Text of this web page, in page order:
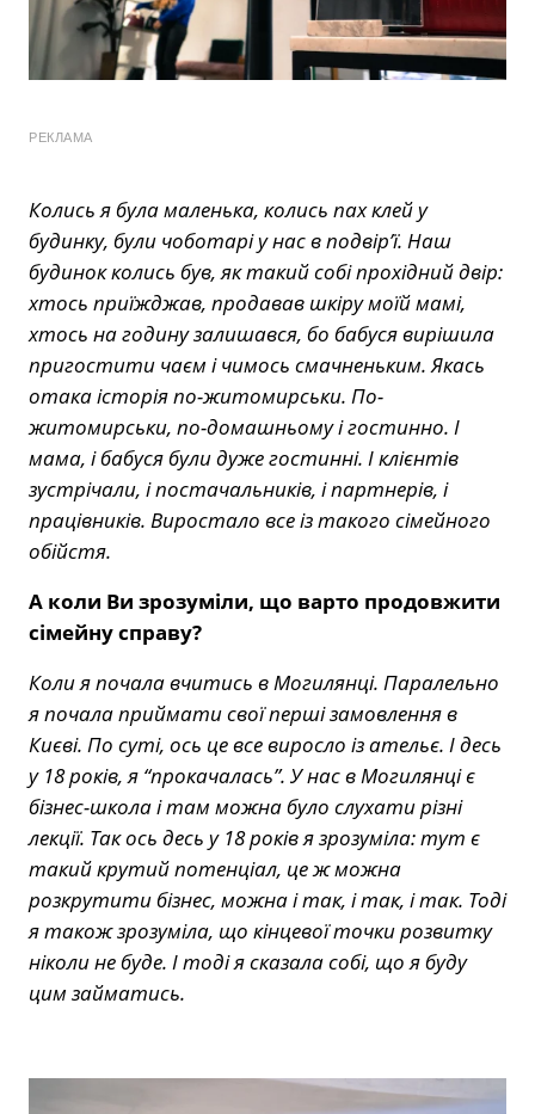
РЕКЛАМА
Колись я була маленька, колись пах клей у
будинку, були чоботарі у нас в подвір’ї. Наш
будинок колись був, як такий собі прохідний двір:
хтось приїжджав, продавав шкіру моїй мамі,
хтось на годину залишався, бо бабуся вирішила
пригостити чаєм і чимось смачненьким. Якась
отака історія по-житомирськи. По-
житомирськи, по-домашньому і гостинно. І
мама, і бабуся були дуже гостинні. І клієнтів
зустрічали, і постачальників, і партнерів, і
працівників. Виростало все із такого сімейного
обійстя.
А коли Ви зрозуміли, що варто продовжити
сімейну справу?
Коли я почала вчитись в Могилянці. Паралельно
я почала приймати свої перші замовлення в
Києві. По суті, ось це все виросло із ательє. І десь
у 18 років, я “прокачалась”. У нас в Могилянці є
бізнес-школа і там можна було слухати різні
лекції. Так ось десь у 18 років я зрозуміла: тут є
такий крутий потенціал, це ж можна
розкрутити бізнес, можна і так, і так, і так. Тоді
я також зрозуміла, що кінцевої точки розвитку
ніколи не буде. І тоді я сказала собі, що я буду
цим займатись.